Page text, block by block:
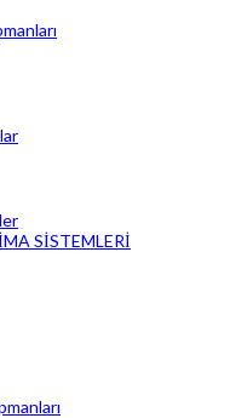
SİSTEMLERİ